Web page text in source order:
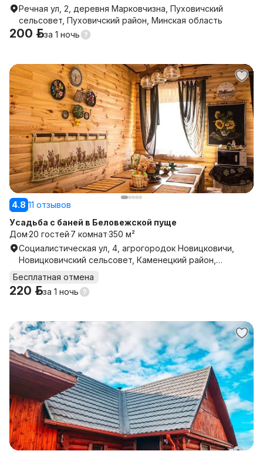
Речная ул, 2, деревня Марковчизна, Пуховичский
сельсовет, Пуховичский район, Минская область
200 р.за 1 ночь
4.8 11 отзывов
Усадьба c баней в Беловежской пуще
Дом20 гостей 7 комнат350 м²
Социалистическая ул, 4, агрогородок Новицковичи,
Новицковичский сельсовет, Каменецкий район,
Бесплатная отмена
220 р.за 1 ночь